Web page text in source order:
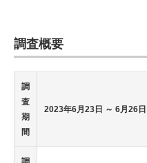
ちょっと気になるネットの話題
調査概要
調
査
期
間
2023年6月23日 ～ 6月26日